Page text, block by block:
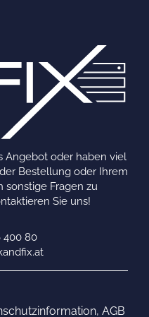
Angebot oder haben viel
Bestellung oder Ihrem
sonstige Fragen zu
Sie uns!
400 80
, AGB